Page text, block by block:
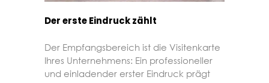
Der erste Eindruck zählt
Der Empfangsbereich ist die Visitenkarte
Ihres Unternehmens: Ein professioneller
und einladender erster Eindruck prägt